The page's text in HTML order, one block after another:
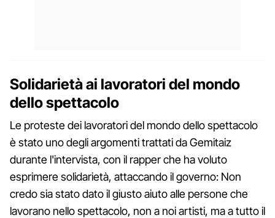
Solidarietà ai lavoratori del mondo
dello spettacolo
Le proteste dei lavoratori del mondo dello spettacolo
è stato uno degli argomenti trattati da Gemitaiz
durante l'intervista, con il rapper che ha voluto
esprimere solidarietà, attaccando il governo: Non
credo sia stato dato il giusto aiuto alle persone che
lavorano nello spettacolo, non a noi artisti, ma a tutto il